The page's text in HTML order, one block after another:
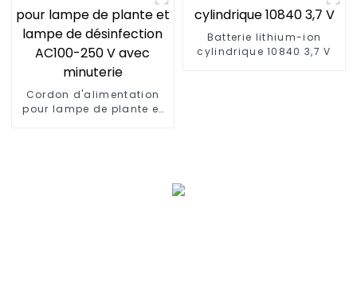
Cordon d'alimentation
pour lampe de plante et
Batterie lithium-ion
cylindrique 10840 3,7 V